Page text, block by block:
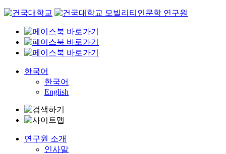
Skip
content
한국어
한국어
English
연구원 소개
인사말